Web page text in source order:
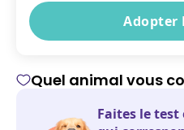
Adopter
Quel animal vous
Faites le